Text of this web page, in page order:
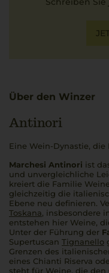
Über den Winzer
Antinori
Eine Wein-Dynastie,
Marchesi Antinori ist
und unvergleichliche
kreiert die Familie
gleichzeitig die
Ebene neu definieren.
Toskana, insbesondere
entstehen hier Weine,
Unter der Führung der
Supertuscan Tignanello
Grenzen des
eines Chianti Riserva
steht für Weine, die